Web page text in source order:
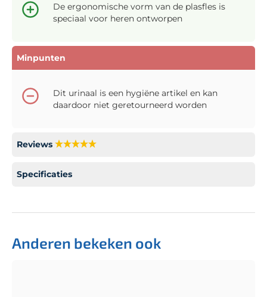
De ergonomische vorm van de plasfles is
speciaal voor heren ontworpen
Minpunten
Dit urinaal is een hygiëne artikel en kan
daardoor niet geretourneerd worden
Reviews
Specificaties
Anderen bekeken ook